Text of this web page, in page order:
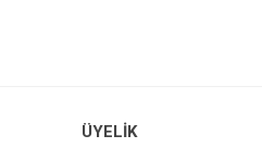
ÜYELİK